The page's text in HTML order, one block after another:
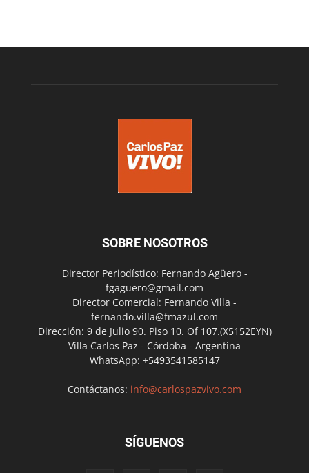
SOBRE NOSOTROS
Director Periodístico: Fernando Agüero -
fgaguero@gmail.com
Director Comercial: Fernando Villa -
fernando.villa@fmazul.com
Dirección: 9 de Julio 90. Piso 10. Of 107.(X5152EYN)
Villa Carlos Paz - Córdoba - Argentina
WhatsApp: +5493541585147
Contáctanos: info@carlospazvivo.com
SÍGUENOS